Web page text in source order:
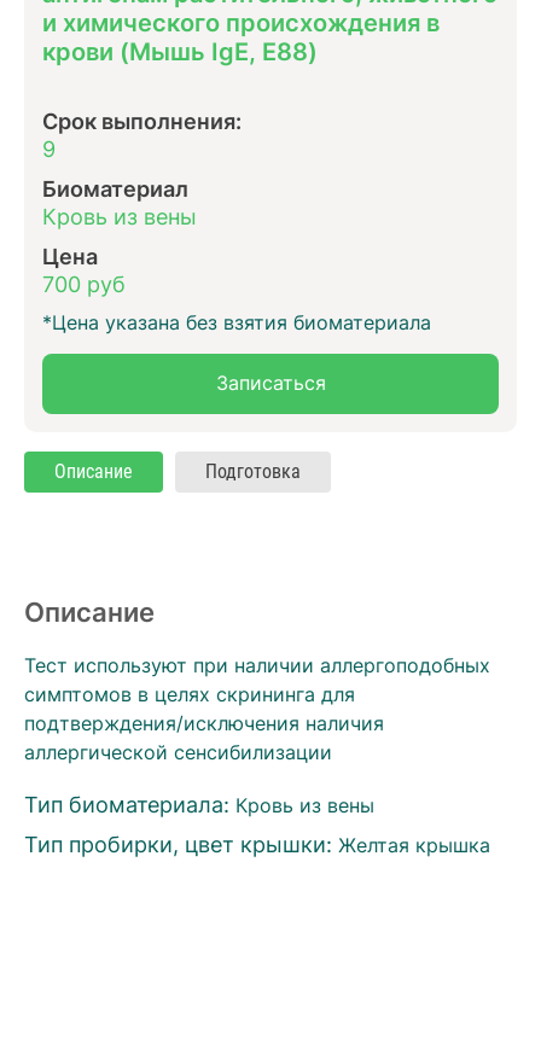
и химического происхождения в
крови (Мышь IgE, E88)
Срок выполнения:
9
Биоматериал
Кровь из вены
Цена
700 руб
*Цена указана без взятия биоматериала
Записаться
Описание Подготовка
Описание
Тест используют при наличии аллергоподобных
симптомов в целях скрининга для
подтверждения/исключения наличия
аллергической сенсибилизации
Тип биоматериала: Кровь из вены
Тип пробирки, цвет крышки: Желтая крышка